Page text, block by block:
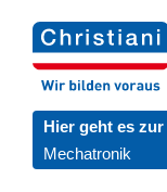
Hier geht es
Mechatronik